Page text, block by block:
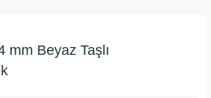
mm Beyaz Taşlı